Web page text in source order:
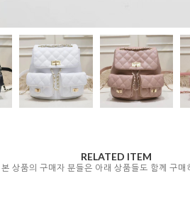
RELATED ITEM
본 상품의 구매자 분들은 아래 상품들도 함께 구매